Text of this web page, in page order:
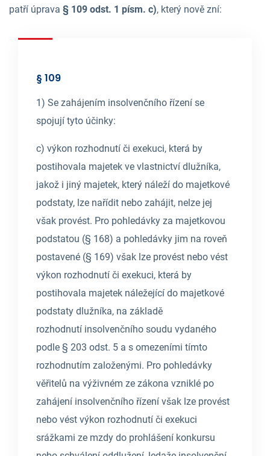
patří úprava § 109 odst. 1 písm. c), který nově zní:
§ 109
1) Se zahájením insolvenčního řízení se
spojují tyto účinky:
c) výkon rozhodnutí či exekuci, která by
postihovala majetek ve vlastnictví dlužníka,
jakož i jiný majetek, který náleží do majetkové
podstaty, lze nařídit nebo zahájit, nelze jej
však provést. Pro pohledávky za majetkovou
podstatou (§ 168) a pohledávky jim na roveň
postavené (§ 169) však lze provést nebo vést
výkon rozhodnutí či exekuci, která by
postihovala majetek náležející do majetkové
podstaty dlužníka, na základě
rozhodnutí insolvenčního soudu vydaného
podle § 203 odst. 5 a s omezeními tímto
rozhodnutím založenými. Pro pohledávky
věřitelů na výživném ze zákona vzniklé po
zahájení insolvenčního řízení však lze provést
nebo vést výkon rozhodnutí či exekuci
srážkami ze mzdy do prohlášení konkursu